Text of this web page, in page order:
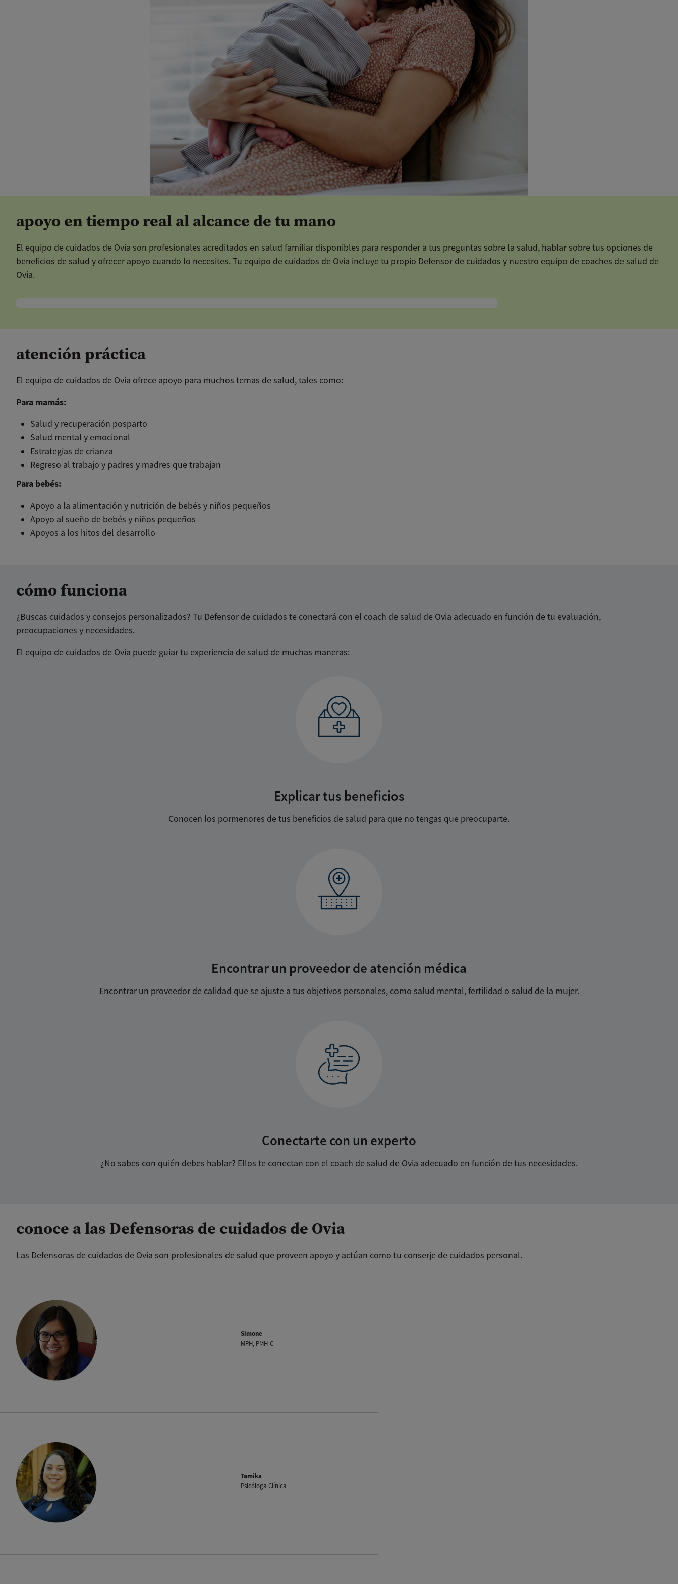
apoyo en tiempo real al alcance de tu mano
El equipo de cuidados de Ovia son profesionales acreditados en salud familiar disponibles para responder a tus preguntas sobre la salud, hablar sobre tus opciones de
beneficios de salud y ofrecer apoyo cuando lo necesites. Tu equipo de cuidados de Ovia incluye tu propio Defensor de cuidados y nuestro equipo de coaches de salud de
Ovia.
atención práctica
El equipo de cuidados de Ovia ofrece apoyo para muchos temas de salud, tales como:
Para mamás:
Salud y recuperación posparto
Salud mental y emocional
Estrategias de crianza
Regreso al trabajo y padres y madres que trabajan
Para bebés:
Apoyo a la alimentación y nutrición de bebés y niños pequeños
Apoyo al sueño de bebés y niños pequeños
Apoyos a los hitos del desarrollo
cómo funciona
¿Buscas cuidados y consejos personalizados? Tu Defensor de cuidados te conectará con el coach de salud de Ovia adecuado en función de tu evaluación,
preocupaciones y necesidades.
El equipo de cuidados de Ovia puede guiar tu experiencia de salud de muchas maneras:
Explicar tus beneficios
Conocen los pormenores de tus beneficios de salud para que no tengas que preocuparte.
Encontrar un proveedor de atención médica
Encontrar un proveedor de calidad que se ajuste a tus objetivos personales, como salud mental, fertilidad o salud de la mujer.
Conectarte con un experto
¿No sabes con quién debes hablar? Ellos te conectan con el coach de salud de Ovia adecuado en función de tus necesidades.
conoce a las Defensoras de cuidados de Ovia
Las Defensoras de cuidados de Ovia son profesionales de salud que proveen apoyo y actúan como tu conserje de cuidados personal.
Simone
MPH, PMH-C
Tamika
Psicóloga Clínica